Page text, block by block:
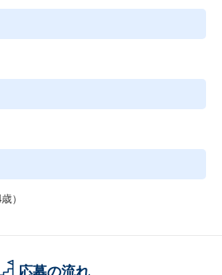
グ業務サポート 等
ツール、SAP開発運用ツールの運用 等
）
応募の流れ